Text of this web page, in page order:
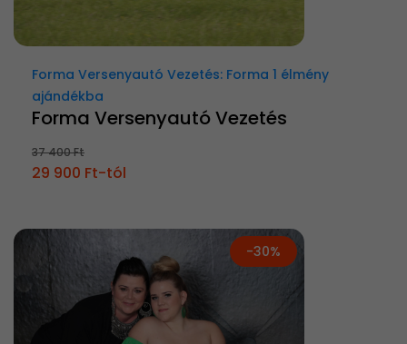
Forma Versenyautó Vezetés: Forma 1 élmény
ajándékba
Forma Versenyautó Vezetés
37 400 Ft
29 900 Ft-tól
-30%